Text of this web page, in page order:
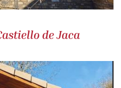
de Jaca